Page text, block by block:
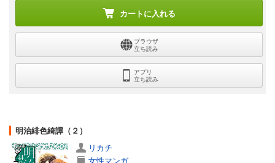
カートに入れる
ブラウザ
立ち読み
アプリ
立ち読み
明治緋色綺譚（２）
リカチ
女性マンガ